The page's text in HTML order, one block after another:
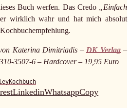
Buch werfen. Das Credo
„Einfach
wirklich wahr und hat mich absolut
Katerina Dimitriadis – DK Verlag–
3507-6 – Hardcover – 19,95 Euro
Kochbuch
LinkedinWhatsappCopy